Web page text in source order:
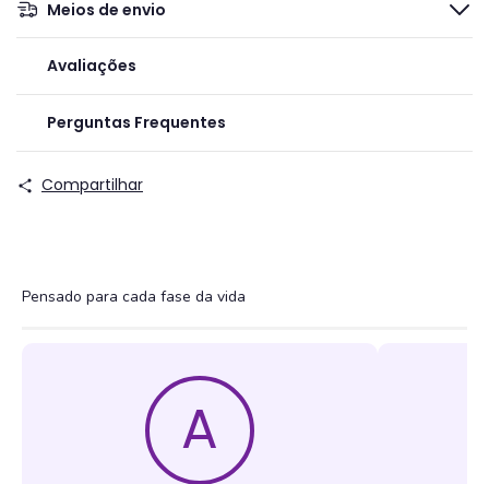
Meios de envio
Avaliações
Perguntas Frequentes
Compartilhar
Pensado para cada fase da vida
A